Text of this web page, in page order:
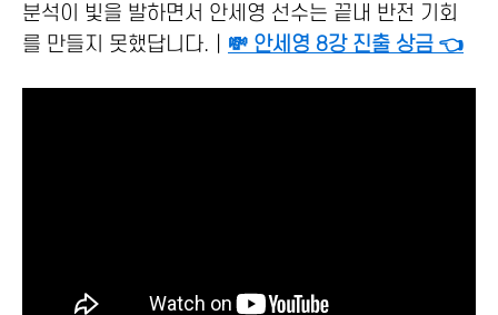
분석이 빛을 발하면서 안세영 선수는 끝내 반전 기회
를 만들지 못했답니다.｜ 💸 안세영 8강 진출 상금 👈